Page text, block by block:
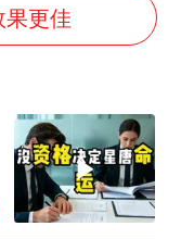
减少13.19万
雨
构建更高水平的全民健身公共服务体系
更佳